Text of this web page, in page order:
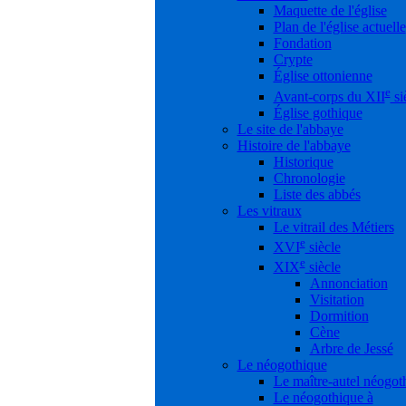
Maquette de l'église
Plan de l'église actuelle
Fondation
Crypte
Église ottonienne
Avant-corps du XIIe
Église gothique
Le site de l'abbaye
Histoire de l'abbaye
Historique
Chronologie
Liste des abbés
Les vitraux
Le vitrail des Métiers
XVIesiècle
XIXesiècle
Annonciation
Visitation
Dormition
Cène
Arbre de Jessé
Le néogothique
Le maître-autel
Le néogothique à